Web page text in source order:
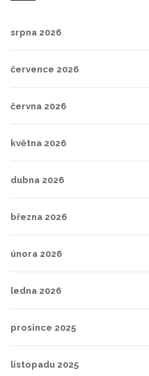
srpna 2026
července 2026
června 2026
května 2026
dubna 2026
března 2026
února 2026
ledna 2026
prosince 2025
listopadu 2025